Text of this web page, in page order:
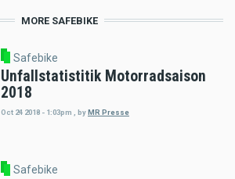
MORE SAFEBIKE
Safebike
Unfallstatistitik Motorradsaison
2018
Oct 24 2018 - 1:03pm byMR Presse
Safebike